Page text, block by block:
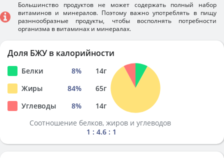
Большинство продуктов не может содержать полный набор
витаминов и минералов. Поэтому важно употреблять в пищу
разннообразные продукты, чтобы восполнять потребности
организма в витаминах и минералах.
Доля БЖУ в калорийности
Белки 8% 14г
Жиры
84% 65г
Углеводы
8% 14г
Соотношение белков, жиров и углеводов
1 : 4.6 : 1